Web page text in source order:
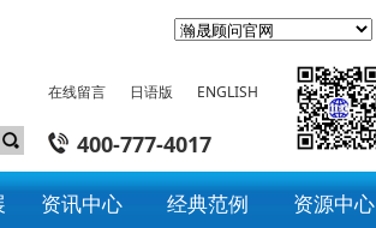
在线留言 日语版 ENGLISH
400-777-4017
资讯中心 经典范例 资源中心